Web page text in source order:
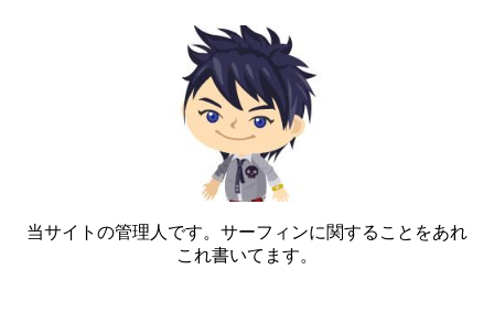
当サイトの管理人です。サーフィンに関することをあれ
これ書いてます。